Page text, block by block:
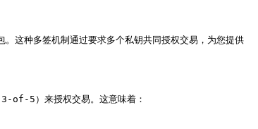
这种多签机制通过要求多个私钥共同授权交易，为您提供
of-5）来授权交易。这意味着：